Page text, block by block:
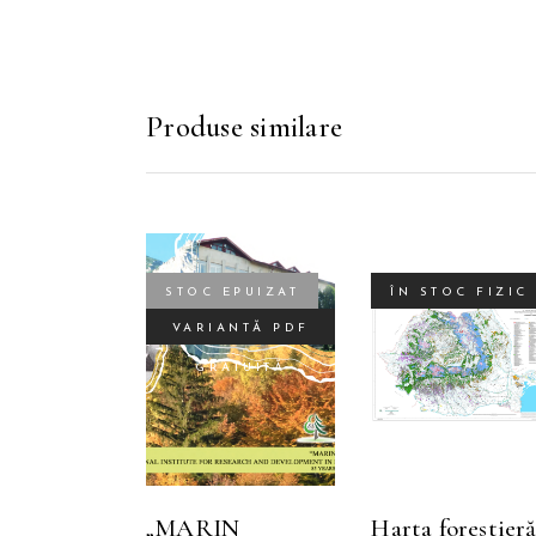
Produse similare
STOC EPUIZAT
VARIANTĂ PDF
GRATUITĂ
CITEȘTE MAI
MULT
„MARIN
ÎN STOC FIZIC
SELECTEAZĂ
OPȚIUNILE
Harta